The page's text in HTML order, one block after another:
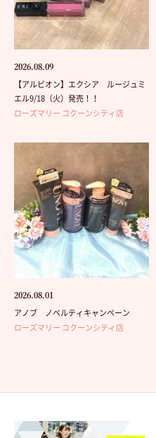
2026.08.09
【アルビオン】エクシア ルージュミ
エル9/18（火）発売！！
ローズマリー コクーンシティ店
2026.08.01
アノブ ノベルティキャンペーン
ローズマリー コクーンシティ店